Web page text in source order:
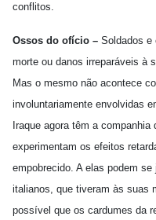
conflitos.
Ossos do ofício – Soldados e
morte ou danos irreparáveis à
Mas o mesmo não acontece
involuntariamente envolvidas
Iraque agora têm a
experimentam os efeitos
empobrecido. A elas podem
italianos, que tiveram às suas
possível que os cardumes da